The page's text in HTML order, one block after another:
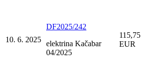
10. 6. 2025
DF2025/242
elektrina Kačabar
04/2025
115,75
EUR